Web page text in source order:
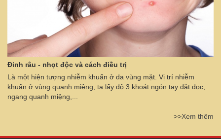
Đinh râu - nhọt độc và cách điều trị
Là một hiện tượng nhiễm khuẩn ở da vùng mặt. Vị trí nhiễm
khuẩn ở vùng quanh miệng, ta lấy độ 3 khoát ngón tay đặt dọc,
ngang quanh miệng,...
>>Xem thêm